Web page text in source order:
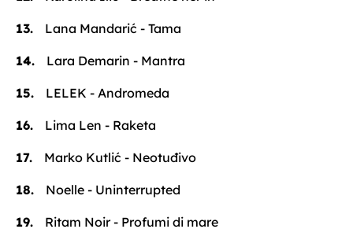
Lana Mandarić - Tama
Lara Demarin - Mantra
LELEK - Andromeda
Lima Len - Raketa
Marko Kutlić - Neotuđivo
Noelle - Uninterrupted
Ritam Noir - Profumi di mare